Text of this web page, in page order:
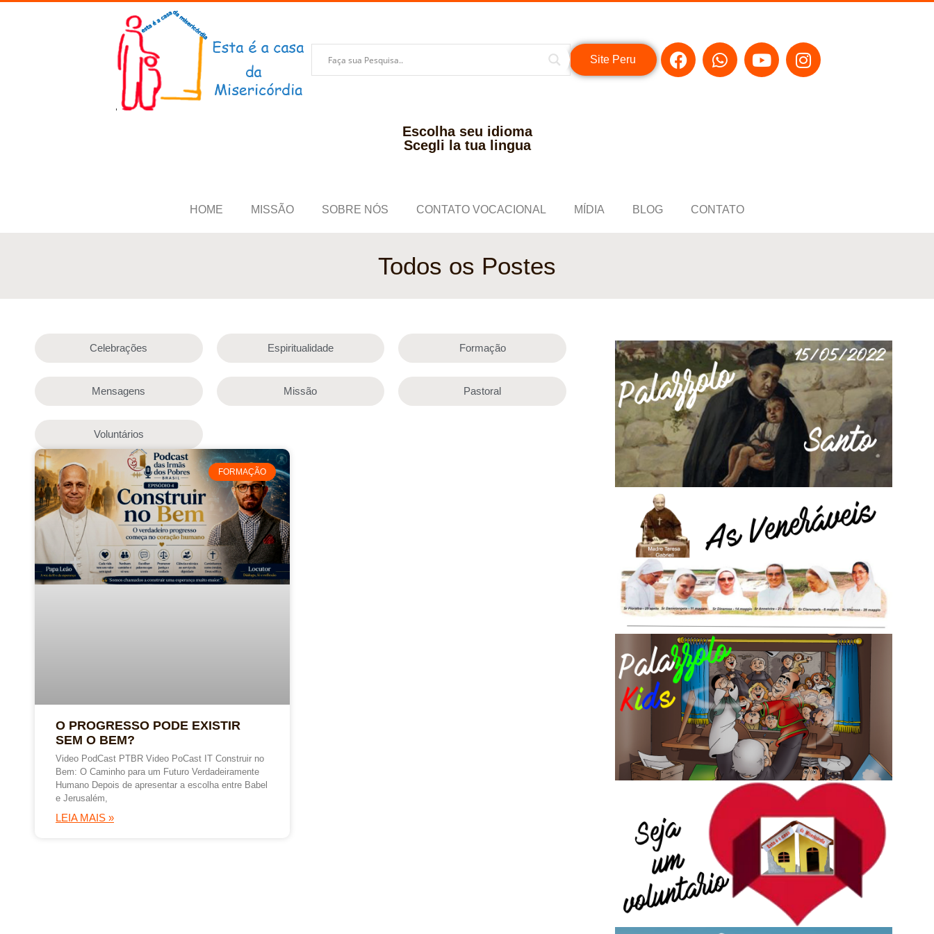
Site Peru
Escolha seu idioma
Scegli la tua lingua
HOME MISSÃO SOBRE NÓS CONTATO VOCACIONAL MÍDIA BLOG CONTATO
Todos os Postes
Celebrações Espiritualidade Formação
Mensagens Missão Pastoral
Voluntários
FORMAÇÃO
O PROGRESSO PODE EXISTIR
SEM O BEM?
Video PodCast PTBR Video PoCast IT Construir no
Bem: O Caminho para um Futuro Verdadeiramente
Humano Depois de apresentar a escolha entre Babel
e Jerusalém,
LEIA MAIS »